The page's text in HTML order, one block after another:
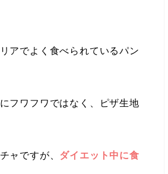
アでよく食べられているパン
フワフワではなく、ピザ生地
ャですが、 ダイエット中に食